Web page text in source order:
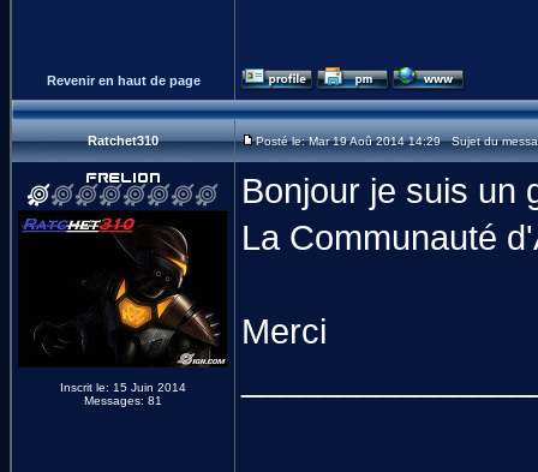
Revenir en haut de page
Ratchet310 Posté le: Mar 19 Aoû 2014 14:29 Sujet du
Inscrit le: 15 Juin 2014
Messages: 81
Bonjour je suis un
La Communauté
Merci